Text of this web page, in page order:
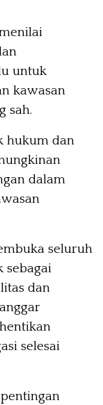
untuk
kawasan
sah.
hukum dan
dalam
seluruh
sebagai
dan
selesai